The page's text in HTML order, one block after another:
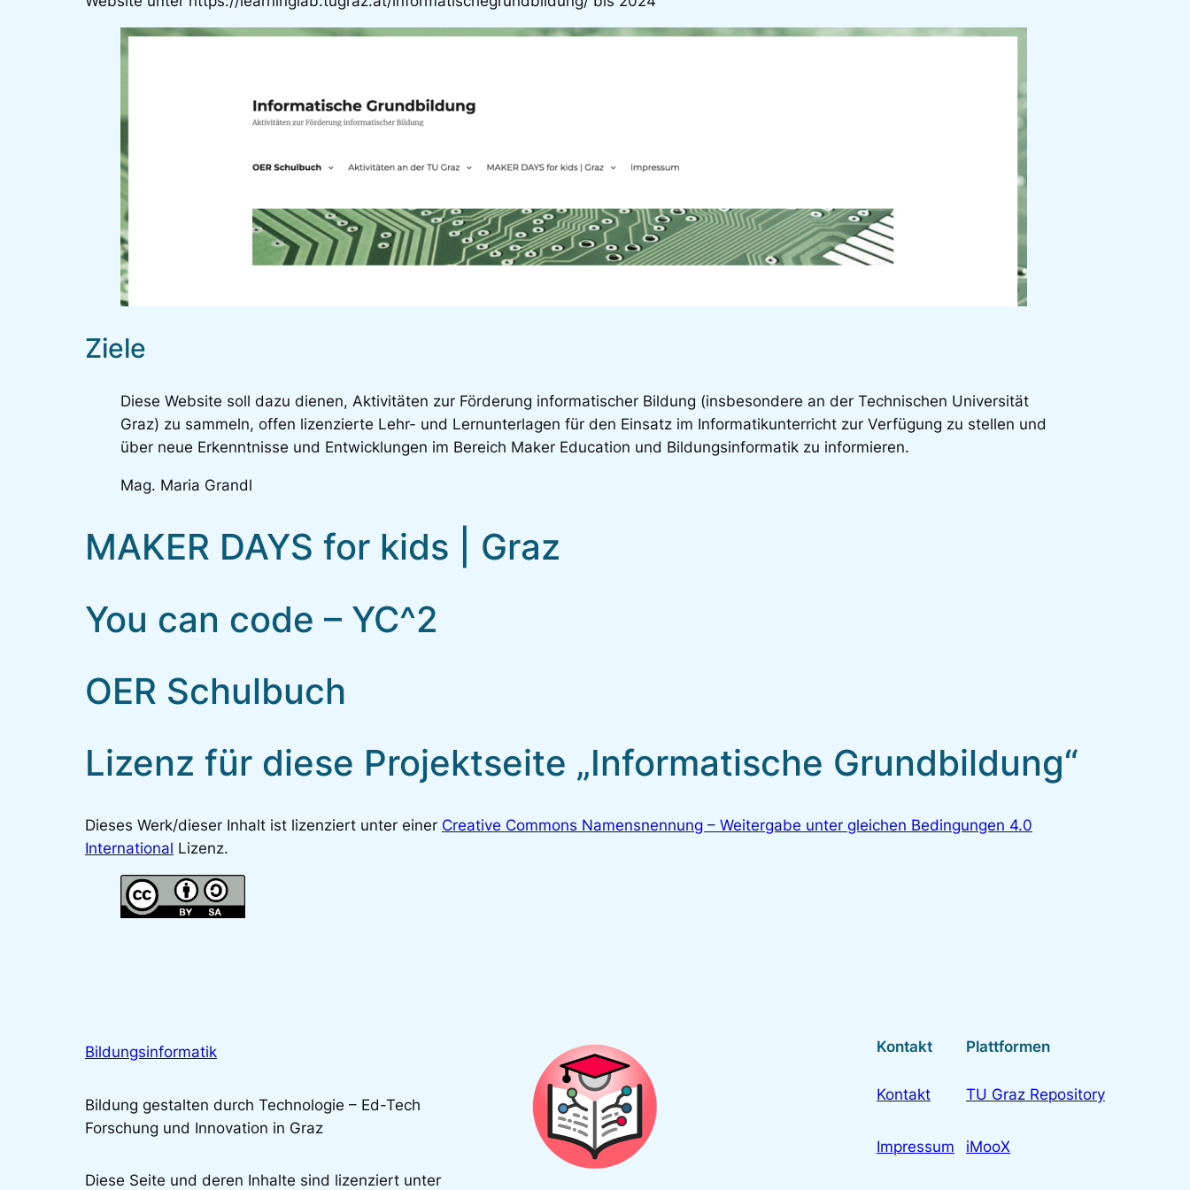
Ziele
Diese Website soll dazu dienen, Aktivitäten zur Förderung informatischer Bildung (insbesondere an der Technischen Universität
Graz) zu sammeln, offen lizenzierte Lehr- und Lernunterlagen für den Einsatz im Informatikunterricht zur Verfügung zu stellen und
über neue Erkenntnisse und Entwicklungen im Bereich Maker Education und Bildungsinformatik zu informieren.
Mag. Maria Grandl
MAKER DAYS for kids | Graz
You can code – YC^2
OER Schulbuch
Lizenz für diese Projektseite „Informatische Grundbildung“
Dieses Werk/dieser Inhalt ist lizenziert unter einer Creative Commons Namensnennung – Weitergabe unter gleichen Bedingungen 4.0
International Lizenz.
Bildungsinformatik
Bildung gestalten durch Technologie – Ed-Tech
Forschung und Innovation in Graz
Diese Seite und deren Inhalte sind lizenziert unter
Kontakt
Kontakt
Impressum
Plattformen
TU Graz Repository
iMooX